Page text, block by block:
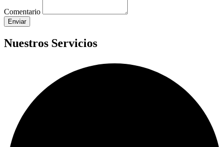
Comentario
Enviar
Nuestros Servicios